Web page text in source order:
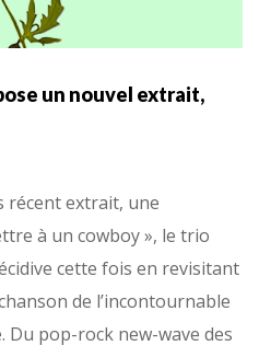
un nouvel extrait,
récent extrait, une
à un cowboy », le trio
cette fois en revisitant
de l’incontournable
pop-rock new-wave des